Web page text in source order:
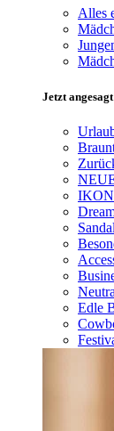
Alles
Jetzt angesagt
Edle